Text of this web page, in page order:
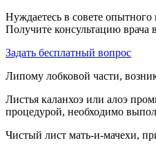
Нуждаетесь в совете опытного
Получите консультацию врача
Задать бесплатный вопрос
Липому лобковой части,
Листья каланхоэ или алоэ
процедурой, необходимо
Чистый лист мать-и-мачехи,